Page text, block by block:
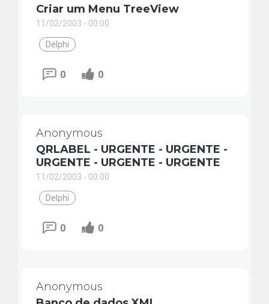
Criar um Menu TreeView
11/02/2003 - 00:00
Delphi
0 0
Anonymous
QRLABEL - URGENTE - URGENTE -
URGENTE - URGENTE - URGENTE
11/02/2003 - 00:00
Delphi
0 0
Anonymous